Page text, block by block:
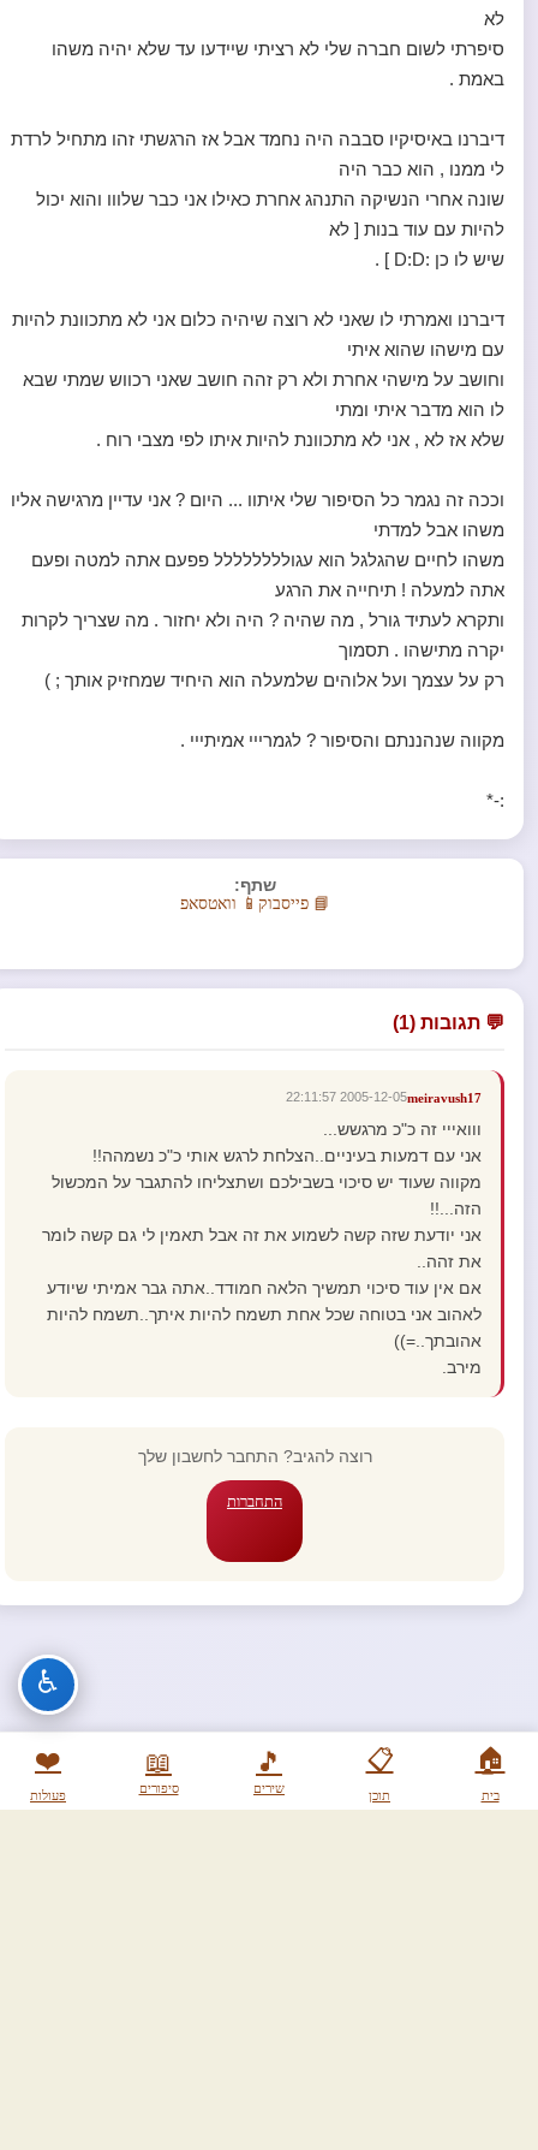
🏠
בית
📋
תוכן
🎵
שירים
📖
סיפורים
❤️
פעולות
לא
סיפרתי לשום חברה שלי לא רציתי שיידעו עד שלא יהיה משהו
באמת .
דיברנו באיסיקיו סבבה היה נחמד אבל אז הרגשתי זהו מתחיל לרדת
לי ממנו , הוא כבר היה
שונה אחרי הנשיקה התנהג אחרת כאילו אני כבר שלווו והוא יכול
להיות עם עוד בנות [ לא
שיש לו כן :D:D ] .
דיברנו ואמרתי לו שאני לא רוצה שיהיה כלום אני לא מתכוונת להיות
עם מישהו שהוא איתי
וחושב על מישהי אחרת ולא רק זהה חושב שאני רכווש שמתי שבא
לו הוא מדבר איתי ומתי
שלא אז לא , אני לא מתכוונת להיות איתו לפי מצבי רוח .
וככה זה נגמר כל הסיפור שלי איתוו ... היום ? אני עדיין מרגישה אליו
משהו אבל למדתי
משהו לחיים שהגלגל הוא עגולללללללל פפעם אתה למטה ופעם
אתה למעלה ! תיחייה את הרגע
ותקרא לעתיד גורל , מה שהיה ? היה ולא יחזור . מה שצריך לקרות
יקרה מתישהו . תסמוך
רק על עצמך ועל אלוהים שלמעלה הוא היחיד שמחזיק אותך ; )
מקווה שנהננתם והסיפור ? לגמרייי אמיתייי .
:-*
שתף:
📘 פייסבוק 📱 וואטסאפ
💬 תגובות (1)
meiravush17
2005-12-05 22:11:57
ווואייי זה כ"כ מרגשש...
אני עם דמעות בעיניים..הצלחת לרגש אותי כ"כ נשמהה!!
מקווה שעוד יש סיכוי בשבילכם ושתצליחו להתגבר על המכשול
הזה...!!
אני יודעת שזה קשה לשמוע את זה אבל תאמין לי גם קשה לומר
את זהה..
אם אין עוד סיכוי תמשיך הלאה חמודד..אתה גבר אמיתי שיודע
לאהוב אני בטוחה שכל אחת תשמח להיות איתך..תשמח להיות
אהובתך..=))
מירב.
רוצה להגיב? התחבר לחשבון שלך
התחברות
♿